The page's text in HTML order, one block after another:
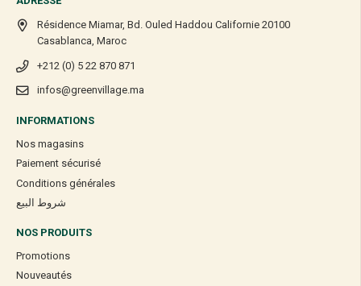
Résidence Miamar, Bd. Ouled Haddou Californie 20100
Casablanca, Maroc
+212 (0) 5 22 870 871
infos@greenvillage.ma
INFORMATIONS
Nos magasins
Paiement sécurisé
Conditions générales
شروط البيع
NOS PRODUITS
Promotions
Nouveautés